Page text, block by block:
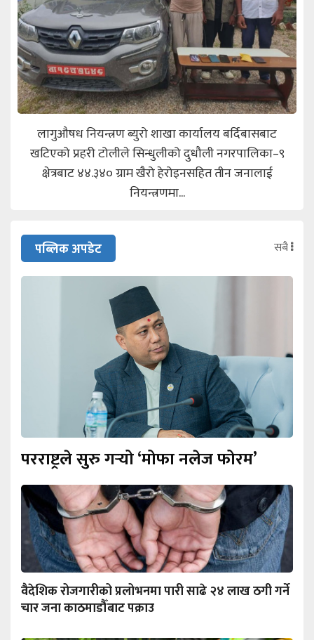
लागुऔषध नियन्त्रण ब्युरो शाखा कार्यालय बर्दिबासबाट
खटिएको प्रहरी टोलीले सिन्धुलीको दुधौली नगरपालिका–९
क्षेत्रबाट ४४.३४० ग्राम खैरो हेरोइनसहित तीन जनालाई
नियन्त्रणमा...
पब्लिक अपडेट सबै
परराष्ट्रले सुरु गर्‍यो ‘मोफा नलेज फोरम’
वैदेशिक रोजगारीको प्रलोभनमा पारी साढे २४ लाख ठगी गर्ने
चार जना काठमाडौँबाट पक्राउ